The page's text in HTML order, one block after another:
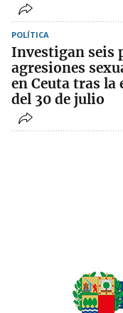
POLÍTICA
Investigan seis
agresiones
en Ceuta tras la
del 30 de julio